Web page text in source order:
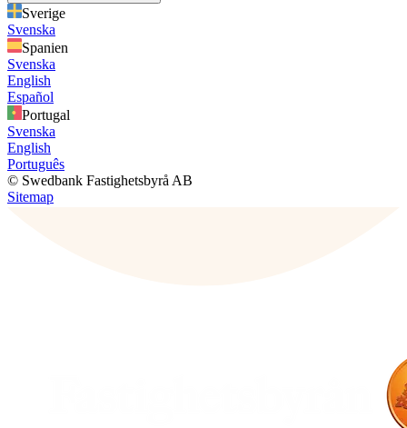
Sverige
Svenska
Spanien
Svenska
English
Español
Portugal
Svenska
English
Português
© Swedbank Fastighetsbyrå AB
Sitemap